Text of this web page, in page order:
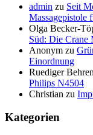
admin zu Seit
Massagepistole
Olga Becker-
Süd: Die Crane
Anonym zu
Einordnung
Ruediger
Philips N4504
Christian zu
Kategorien